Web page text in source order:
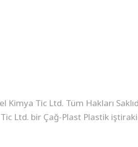
Kimya Tic Ltd. Tüm Hakları
Ltd. bir Çağ-Plast Plastik